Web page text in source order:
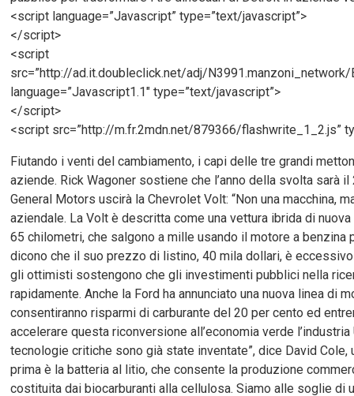
<script language=”Javascript” type=”text/javascript”>
</script>
<script
src=”http://ad.it.doubleclick.net/adj/
language=”Javascript1.1″ type=”text/javascript”>
</script>
<script src=”http://m.fr.2mdn.net/879366/flashwrite_1_2.js”
Fiutando i venti del cambiamento, i capi delle tre grandi
aziende. Rick Wagoner sostiene che l’anno della svolta sarà
General Motors uscirà la Chevrolet Volt: “Non una macchina,
aziendale. La Volt è descritta come una vettura ibrida di
65 chilometri, che salgono a mille usando il motore a benzina
dicono che il suo prezzo di listino, 40 mila dollari, è
gli ottimisti sostengono che gli investimenti pubblici nella
rapidamente. Anche la Ford ha annunciato una nuova linea di
consentiranno risparmi di carburante del 20 per cento ed
accelerare questa riconversione all’economia verde
tecnologie critiche sono già state inventate”, dice David
prima è la batteria al litio, che consente la produzione
costituita dai biocarburanti alla cellulosa. Siamo alle soglie di